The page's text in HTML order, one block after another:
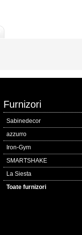
Furnizori
Sabinedecor
azzurro
Iron-Gym
SMARTSHAKE
La Siesta
Toate furnizori